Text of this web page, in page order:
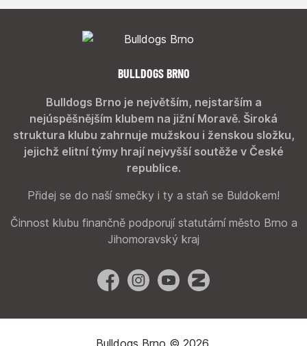
BULLDOGS BRNO
Bulldogs Brno je největším, nejstarším a
nejúspěšnějším klubem na jižní Moravě. Široká
struktura klubu zahrnuje mužskou i ženskou složku,
jejichž elitní týmy hrají nejvyšší soutěže v České
republice.
Přidej se do naší smečky i ty a staň se Buldokem!
Činnost klubu finančně podporují statutární město Brno a
Jihomoravský kraj
FacebookInstagramYouTubeZonerama
Bulldogs Brno © 2026.